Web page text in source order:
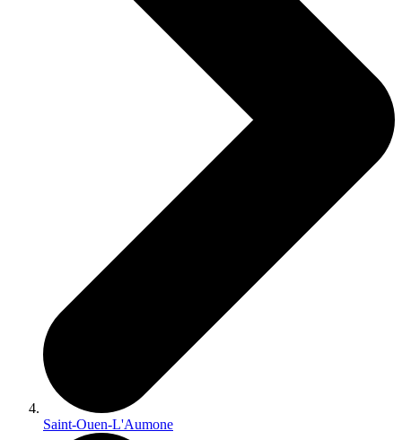
Saint-Ouen-L'Aumone